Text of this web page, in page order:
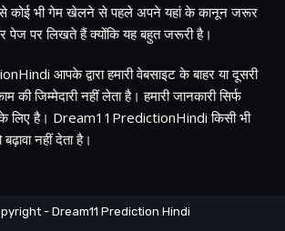
कोई भी गेम खेलने से पहले अपने यहां के कानून जरूर
पेज पर लिखते हैं क्योंकि यह बहुत जरूरी है।
आपके द्वारा हमारी वेबसाइट के बाहर या दूसरी
की जिम्मेदारी नहीं लेता है। हमारी जानकारी सिर्फ
लिए है। Dream11PredictionHindi किसी भी
नहीं देता है।
- Dream11 Prediction Hindi